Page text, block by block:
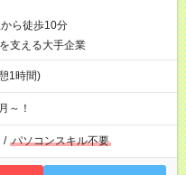
ら徒歩10分
支える大手企業
1時間)
～！
/ パソコンスキル不要